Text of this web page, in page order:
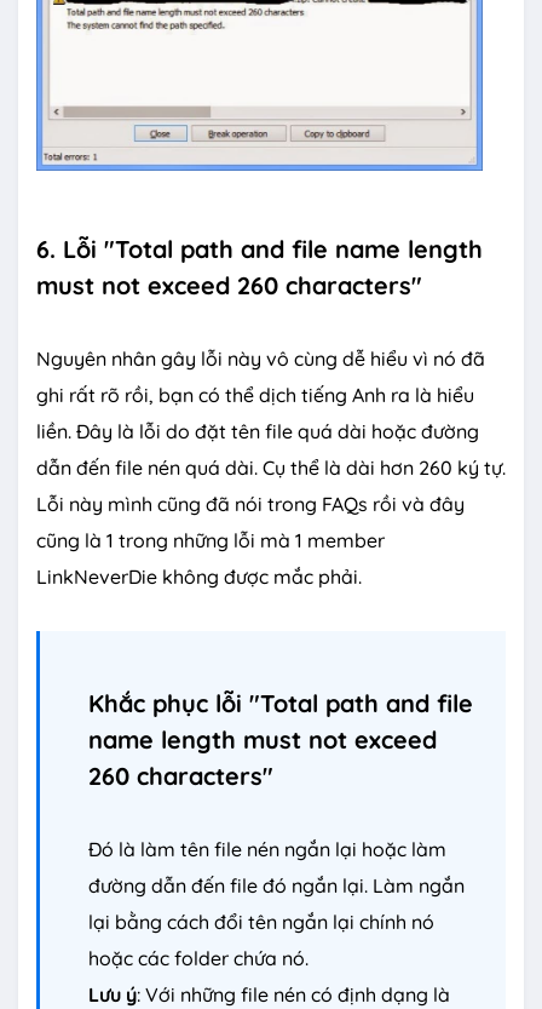
6. Lỗi "Total path and file name length
must not exceed 260 characters"
Nguyên nhân gây lỗi này vô cùng dễ hiểu vì nó đã
ghi rất rõ rồi, bạn có thể dịch tiếng Anh ra là hiểu
liền. Đây là lỗi do đặt tên file quá dài hoặc đường
dẫn đến file nén quá dài. Cụ thể là dài hơn 260 ký tự.
Lỗi này mình cũng đã nói trong FAQs rồi và đây
cũng là 1 trong những lỗi mà 1 member
LinkNeverDie không được mắc phải.
Khắc phục lỗi "Total path and file
name length must not exceed
260 characters"
Đó là làm tên file nén ngắn lại hoặc làm
đường dẫn đến file đó ngắn lại. Làm ngắn
lại bằng cách đổi tên ngắn lại chính nó
hoặc các folder chứa nó.
Lưu ý: Với những file nén có định dạng là